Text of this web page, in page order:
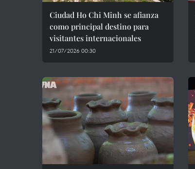
Ciudad Ho Chi Minh se afianza
como principal destino para
visitantes internacionales
21/07/2026 00:30